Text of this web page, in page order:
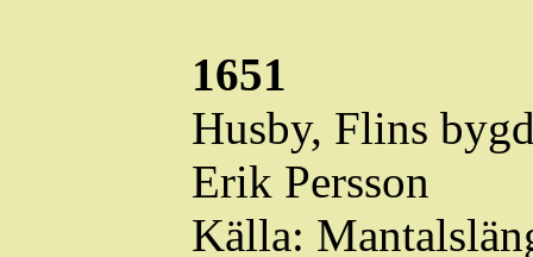
1651
Husby, Flins
Erik Persson
Källa: